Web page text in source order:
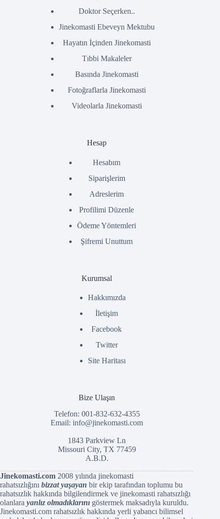
Doktor Seçerken..
Jinekomasti Ebeveyn Mektubu
Hayatın İçinden Jinekomasti
Tıbbi Makaleler
Basında Jinekomasti
Fotoğraflarla Jinekomasti
Videolarla Jinekomasti
Hesap
Hesabım
Siparişlerim
Adreslerim
Profilimi Düzenle
Ödeme Yöntemleri
Şifremi Unuttum
Kurumsal
Hakkımızda
İletişim
Facebook
Twitter
Site Haritası
Bize Ulaşın
Telefon: 001-832-632-4355
Email:info@jinekomasti.com
1843 Parkview Ln
Missouri City, TX 77459
A.B.D.
Jinekomasti.com 2008 yılında jinekomasti
rahatsızlığını bizzat yaşayan bir ekip tarafından toplumu bu
rahatsızlık hakkında bilgilendirmek ve jinekomasti rahatsızlığı
olanlara yanlız olmadıklarını göstermek maksadıyla kuruldu.
Jinekomasti.com rahatsızlık hakkında yerli yabancı bilimsel